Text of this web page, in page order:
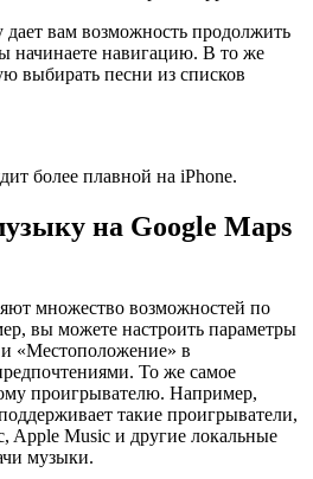
вам возможность продолжить
начинаете навигацию. В то же
выбирать песни из списков
более плавной на iPhone.
на Google Maps
множество возможностей по
вы можете настроить параметры
«Местоположение» в
То же самое
проигрывателю. Например,
такие проигрыватели,
Apple Music и другие локальные
музыки.